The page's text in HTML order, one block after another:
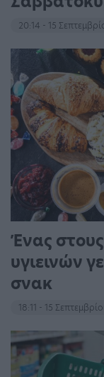
20:14 - 15
Ένας
υγιεινών
σνακ
18:11 - 15